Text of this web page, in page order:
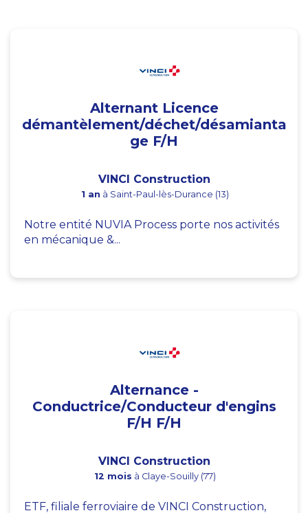
Alternant Licence
démantèlement/déchet/désamianta
ge F/H
VINCI Construction
1 an à Saint-Paul-lès-Durance (13)
Notre entité NUVIA Process porte nos activités
en mécanique &...
Alternance -
Conductrice/Conducteur d'engins
F/H F/H
VINCI Construction
12 mois à Claye-Souilly (77)
ETF, filiale ferroviaire de VINCI Construction,